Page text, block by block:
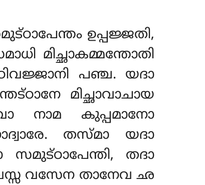
ഉപ്പജ്ജതി,
മിച്ഛാകമ്മന്തോതി
പഞ്ച. യദാ
മിച്ഛാവാചായ
നാമ കുപ്പമാനോ
തസ്മാ യദാ
തദാ
വസേന താനേവ ഛ